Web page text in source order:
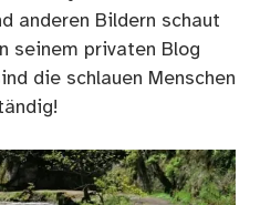
anderen Bildern schaut
seinem privaten Blog
die schlauen Menschen